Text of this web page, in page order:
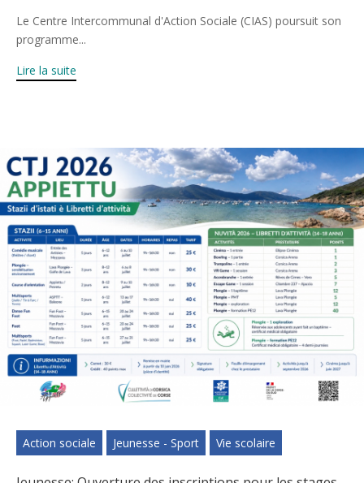
Le Centre Intercommunal d'Action Sociale (CIAS) poursuit son
programme...
Lire la suite
Action sociale Jeunesse - Sport Vie scolaire